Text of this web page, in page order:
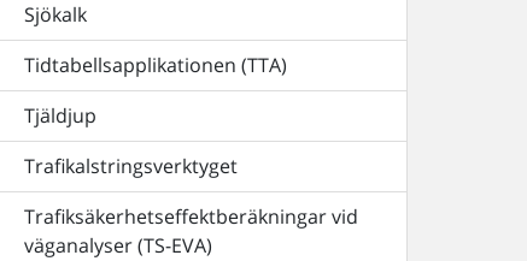
Sjökalk
Tidtabellsapplikationen (TTA)
Tjäldjup
Trafikalstringsverktyget
Trafiksäkerhetseffektberäkningar vid
väganalyser (TS-EVA)